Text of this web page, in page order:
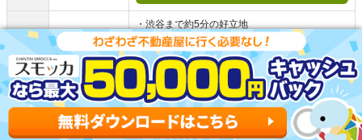
10位 三軒茶屋駅
・渋谷まで約5分の好立地
・飲食店が多く外食に便利
・オシャレな街並みで買い物しやすい
三軒茶屋駅の物件を探してもらう
井の頭公園駅以外で住む街を探している人向けに、東京で